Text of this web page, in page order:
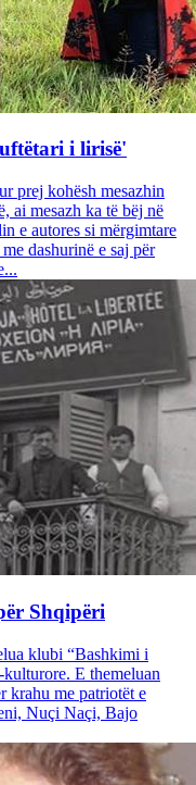
i lirisë'
prej kohësh mesazhin
ai mesazh ka të bëj në
e autores si mërgimtare
dashurinë e saj për
Shqipëri
klubi “Bashkimi i
E themeluan
krahu me patriotët e
Nuçi Naçi, Bajo